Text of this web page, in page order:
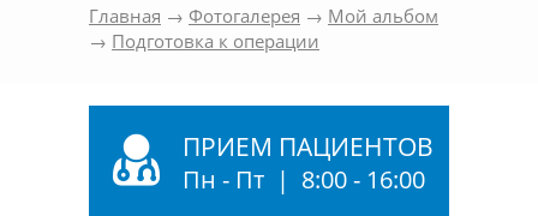
Главная → Фотогалерея → Мой альбом
→ Подготовка к операции
ПРИЕМ ПАЦИЕНТОВ
Пн - Пт | 8:00 - 16:00